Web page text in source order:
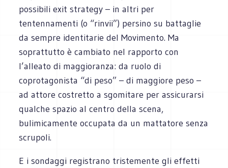
possibili exit strategy – in altri per
tentennamenti (o “rinvii”) persino su battaglie
da sempre identitarie del Movimento. Ma
soprattutto è cambiato nel rapporto con
l’alleato di maggioranza: da ruolo di
coprotagonista “di peso” – di maggiore peso –
ad attore costretto a sgomitare per assicurarsi
qualche spazio al centro della scena,
bulimicamente occupata da un mattatore senza
scrupoli.
E i sondaggi registrano tristemente gli effetti